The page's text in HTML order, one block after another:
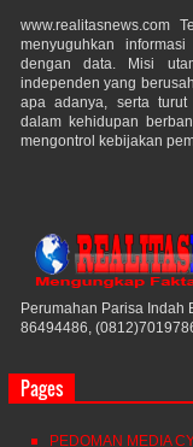
www.realitasnews.com
menyuguhkan
dengan data. Misi
independen yang
apa adanya, serta turut
dalam kehidupan
mengontrol kebijakan
Perumahan Parisa Indah
86494486,
Pages
PEDOMAN MEDIA